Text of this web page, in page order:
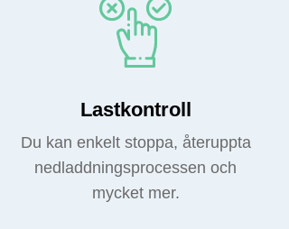
Lastkontroll
Du kan enkelt stoppa, återuppta
nedladdningsprocessen och
mycket mer.